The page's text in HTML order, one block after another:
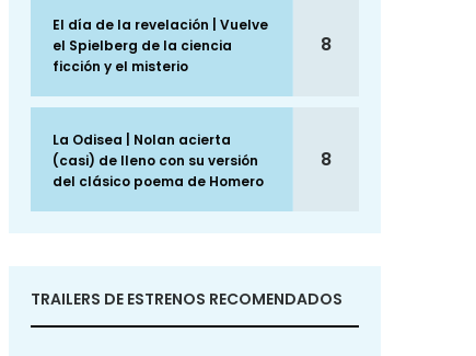
El día de la revelación | Vuelve
el Spielberg de la ciencia
ficción y el misterio
8
La Odisea | Nolan acierta
(casi) de lleno con su versión
del clásico poema de Homero
8
TRAILERS DE ESTRENOS RECOMENDADOS